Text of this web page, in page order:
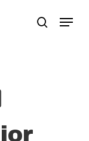
search
Menu